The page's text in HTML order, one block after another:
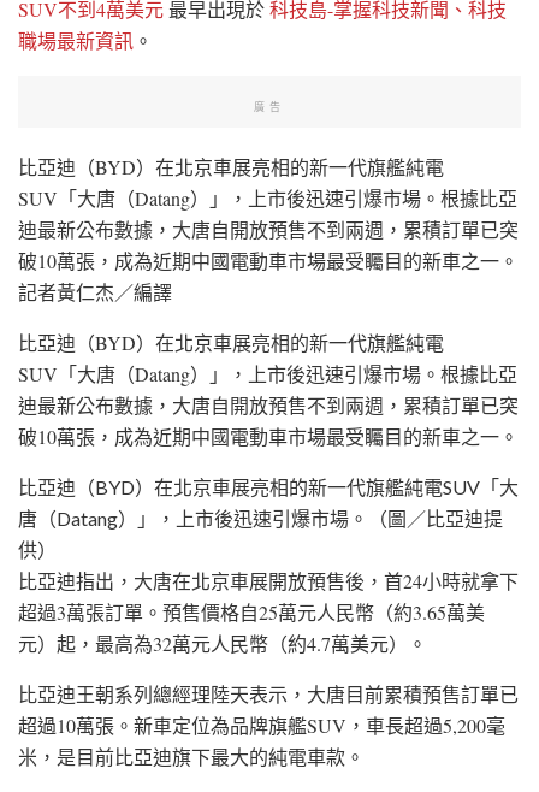
SUV不到4萬美元 最早出現於科技島-掌握科技新聞、科技
職場最新資訊 。
廣告
比亞迪（BYD）在北京車展亮相的新一代旗艦純電
SUV「大唐（Datang）」，上市後迅速引爆市場。根據比亞
迪最新公布數據，大唐自開放預售不到兩週，累積訂單已突
破10萬張，成為近期中國電動車市場最受矚目的新車之一。
記者黃仁杰／編譯
比亞迪（BYD）在北京車展亮相的新一代旗艦純電
SUV「大唐（Datang）」，上市後迅速引爆市場。根據比亞
迪最新公布數據，大唐自開放預售不到兩週，累積訂單已突
破10萬張，成為近期中國電動車市場最受矚目的新車之一。
比亞迪（BYD）在北京車展亮相的新一代旗艦純電SUV「大
唐（Datang）」，上市後迅速引爆市場。（圖／比亞迪提
供）
比亞迪指出，大唐在北京車展開放預售後，首24小時就拿下
超過3萬張訂單。預售價格自25萬元人民幣（約3.65萬美
元）起，最高為32萬元人民幣（約4.7萬美元）。
比亞迪王朝系列總經理陸天表示，大唐目前累積預售訂單已
超過10萬張。新車定位為品牌旗艦SUV，車長超過5,200毫
米，是目前比亞迪旗下最大的純電車款。